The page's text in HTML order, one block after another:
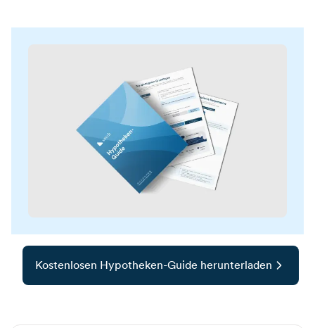
Kostenlosen Hypotheken-Guide herunterladen